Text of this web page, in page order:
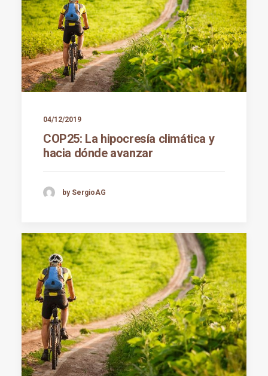
04/12/2019
COP25: La hipocresía climática y
hacia dónde avanzar
by SergioAG